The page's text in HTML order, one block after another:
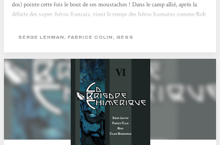
dos) pointe cette fois le bout de ses moustaches ! Dans le camp allié, après la
défaite des super-héros français, vient le temps des héros humains comme Bob
littérature et de la B.D populaires !). On a même droit à une apparition
SERGE LEHMAN, FABRICE COLIN, GESS